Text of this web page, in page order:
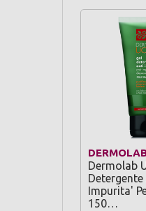
Dermolab
Impurita'
150…